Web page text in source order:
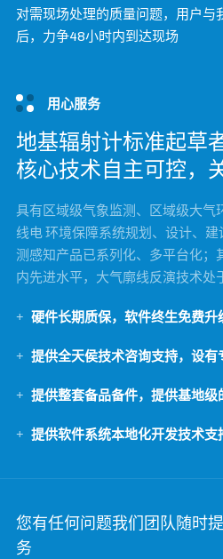
对需现场处理的质量问题，用户与
后，力争48小时内到达现场
用心服务
地基辐射计标准起草
核心技术自主可控，
具有区域级气象监测、区域级大气
线电 环境保障系统规划、设计、
测感知产品已系列化、多平台化；
内先进水平，大气廓线反演技术处
硬件长期质保，软件终生免费升
提供全天侯技术咨询支持，设有
提供整套备品备件，提供基地级
提供软件系统本地化开发技术
您有任何问题我们团队随时
务